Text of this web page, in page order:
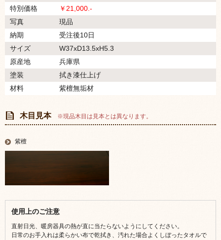
特別価格
￥21,000.-
写真
現品
納期
受注後10日
サイズ
W37xD13.5xH5.3
原産地
兵庫県
塗装
拭き漆仕上げ
材料
紫檀無垢材
木目見本 ※現品木目は見本とは異なります。
紫檀
使用上のご注意
直射日光、暖房器具の熱が直に当たらないようにしてください。
日常のお手入れは柔らかい布で乾拭き、汚れた場合よくしぼったタオルで